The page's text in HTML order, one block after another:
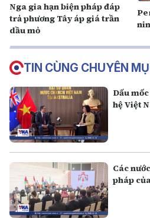
Nga gia hạn biện pháp đáp
trả phương Tây áp giá trần
dầu mỏ
TIN CÙNG CHUYÊN
Dấu
hệ Việt
Các
pháp